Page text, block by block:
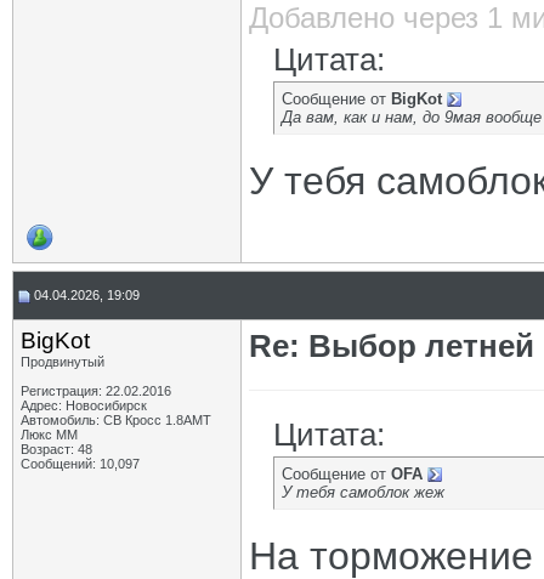
Добавлено через 1
Цитата:
Сообщение от BigKot
Да вам, как и нам, до 9мая
У тебя
04.04.2026, 19:09
BigKot
Продвинутый
Регистрация: 22.02.2016
Адрес: Новосибирск
Автомобиль: СВ Кросс 1.8АМТ
Люкс ММ
Возраст: 48
Сообщений: 10,097
Re: Выбор летней
Цитата:
Сообщение от OFA
У тебя самоблок жеж
На торможение